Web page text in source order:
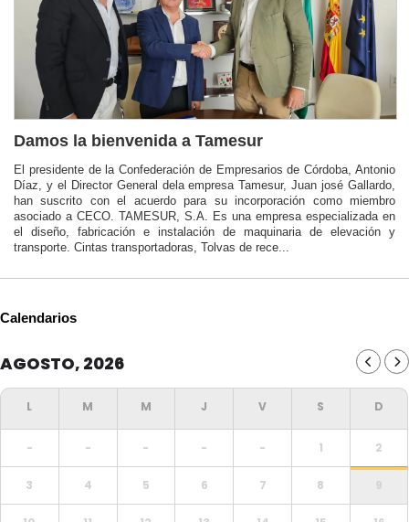
Damos la bienvenida a Tamesur
El presidente de la Confederación de Empresarios de Córdoba, Antonio
Díaz, y el Director General dela empresa Tamesur, Juan josé Gallardo,
han suscrito con el acuerdo para su incorporación como miembro
asociado a CECO. TAMESUR, S.A. Es una empresa especializada en
el diseño, fabricación e instalación de maquinaria de elevación y
transporte. Cintas transportadoras, Tolvas de rece...
Calendarios
AGOSTO, 2026
- - - - - 1 2
3 4 5 6 7 8 9